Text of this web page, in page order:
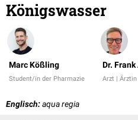
Königswasser
Marc Kößling
Student/in der Pharmazie
Dr.
Arzt | Ärztin
Englisch:aqua regia